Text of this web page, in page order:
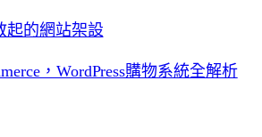
起的網站架設
，WordPress購物系統全解析